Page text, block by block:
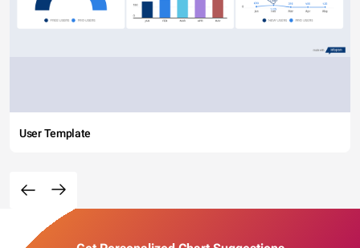
User Template